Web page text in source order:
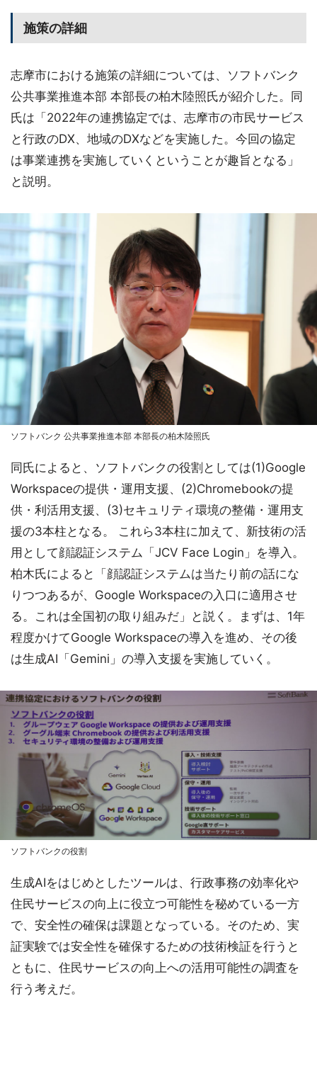
施策の詳細
志摩市における施策の詳細については、ソフトバンク
公共事業推進本部 本部長の柏木陸照氏が紹介した。同
氏は「2022年の連携協定では、志摩市の市民サービス
と行政のDX、地域のDXなどを実施した。今回の協定
は事業連携を実施していくということが趣旨となる」
と説明。
ソフトバンク 公共事業推進本部 本部長の柏木陸照氏
同氏によると、ソフトバンクの役割としては(1)Google
Workspaceの提供・運用支援、(2)Chromebookの提
供・利活用支援、(3)セキュリティ環境の整備・運用支
援の3本柱となる。 これら3本柱に加えて、新技術の活
用として顔認証システム「JCV Face Login」を導入。
柏木氏によると「顔認証システムは当たり前の話にな
りつつあるが、Google Workspaceの入口に適用させ
る。これは全国初の取り組みだ」と説く。まずは、1年
程度かけてGoogle Workspaceの導入を進め、その後
は生成AI「Gemini」の導入支援を実施していく。
ソフトバンクの役割
生成AIをはじめとしたツールは、行政事務の効率化や
住民サービスの向上に役立つ可能性を秘めている一方
で、安全性の確保は課題となっている。そのため、実
証実験では安全性を確保するための技術検証を行うと
ともに、住民サービスの向上への活用可能性の調査を
行う考えだ。